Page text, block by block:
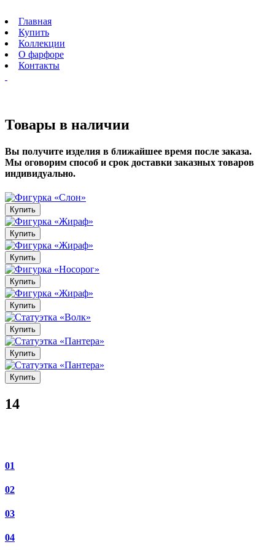
Главная
Купить
Коллекции
О фарфоре
Контакты
Товары в наличии
Вы получите изделия в ближайшее время после заказа.
Мы оговорим способ и срок доставки заказных товаров
индивидуально.
Купить
Купить
Купить
Купить
Купить
Купить
Купить
Купить
14
01
02
03
04